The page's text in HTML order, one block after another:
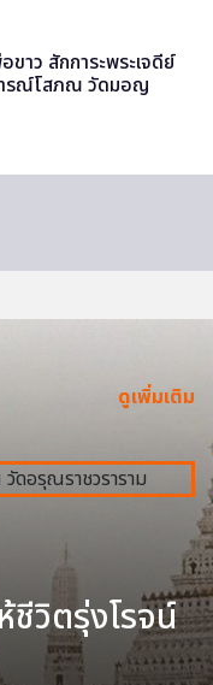
ขาว สักการะพระเจดีย์
รณ์โสภณ วัดมอญ
ดูเพิ่มเติม
ชีวิตรุ่งโรจน์